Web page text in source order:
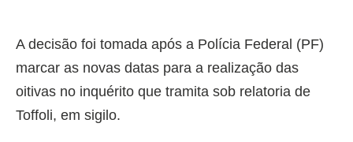
A decisão foi tomada após a Polícia Federal (PF)
marcar as novas datas para a realização das
oitivas no inquérito que tramita sob relatoria de
Toffoli, em sigilo.